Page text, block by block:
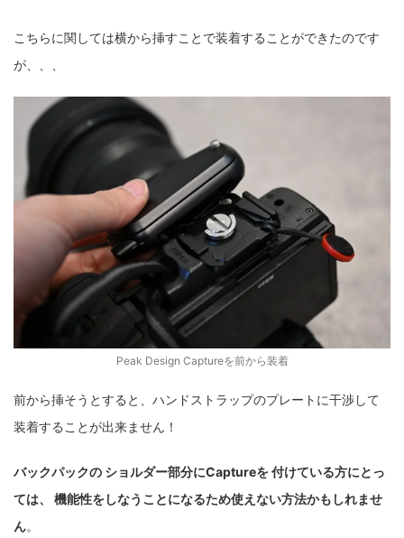
こちらに関しては横から挿すことで装着することができたのです
が、、、
Peak Design Captureを前から装着
前から挿そうとすると、ハンドストラップのプレートに干渉して
装着することが出来ません！
バックパックの ショルダー部分にCaptureを 付けている方にとっ
ては、 機能性をしなうことになるため使えない方法かもしれませ
ん。